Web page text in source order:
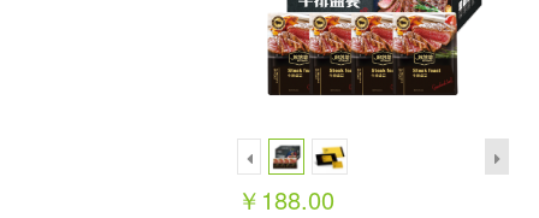
￥188.00